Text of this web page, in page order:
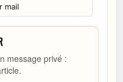
mail
message privé :